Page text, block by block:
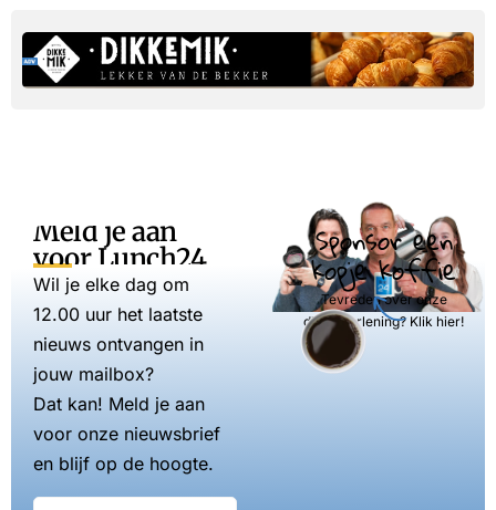
Meld je aan
voor Lunch24
Wil je elke dag om
12.00 uur het laatste
nieuws ontvangen in
jouw mailbox?
Dat kan! Meld je aan
voor onze nieuwsbrief
en blijf op de hoogte.
Sponsor een
kopje koffie
Tevreden over onze
dienstverlening? Klik hier!